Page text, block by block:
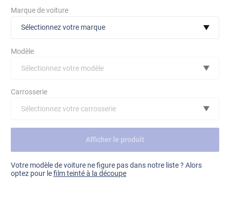
Marque de voiture
Sélectionnez votre marque
Ford
Modèle
Sélectionnez votre modèle
Carrosserie
Sélectionnez votre carrosserie
Voir tout
Afficher le produit
Votre modèle de voiture ne figure pas dans notre liste ? Alors
optez pour lefilm teinté à la découpe